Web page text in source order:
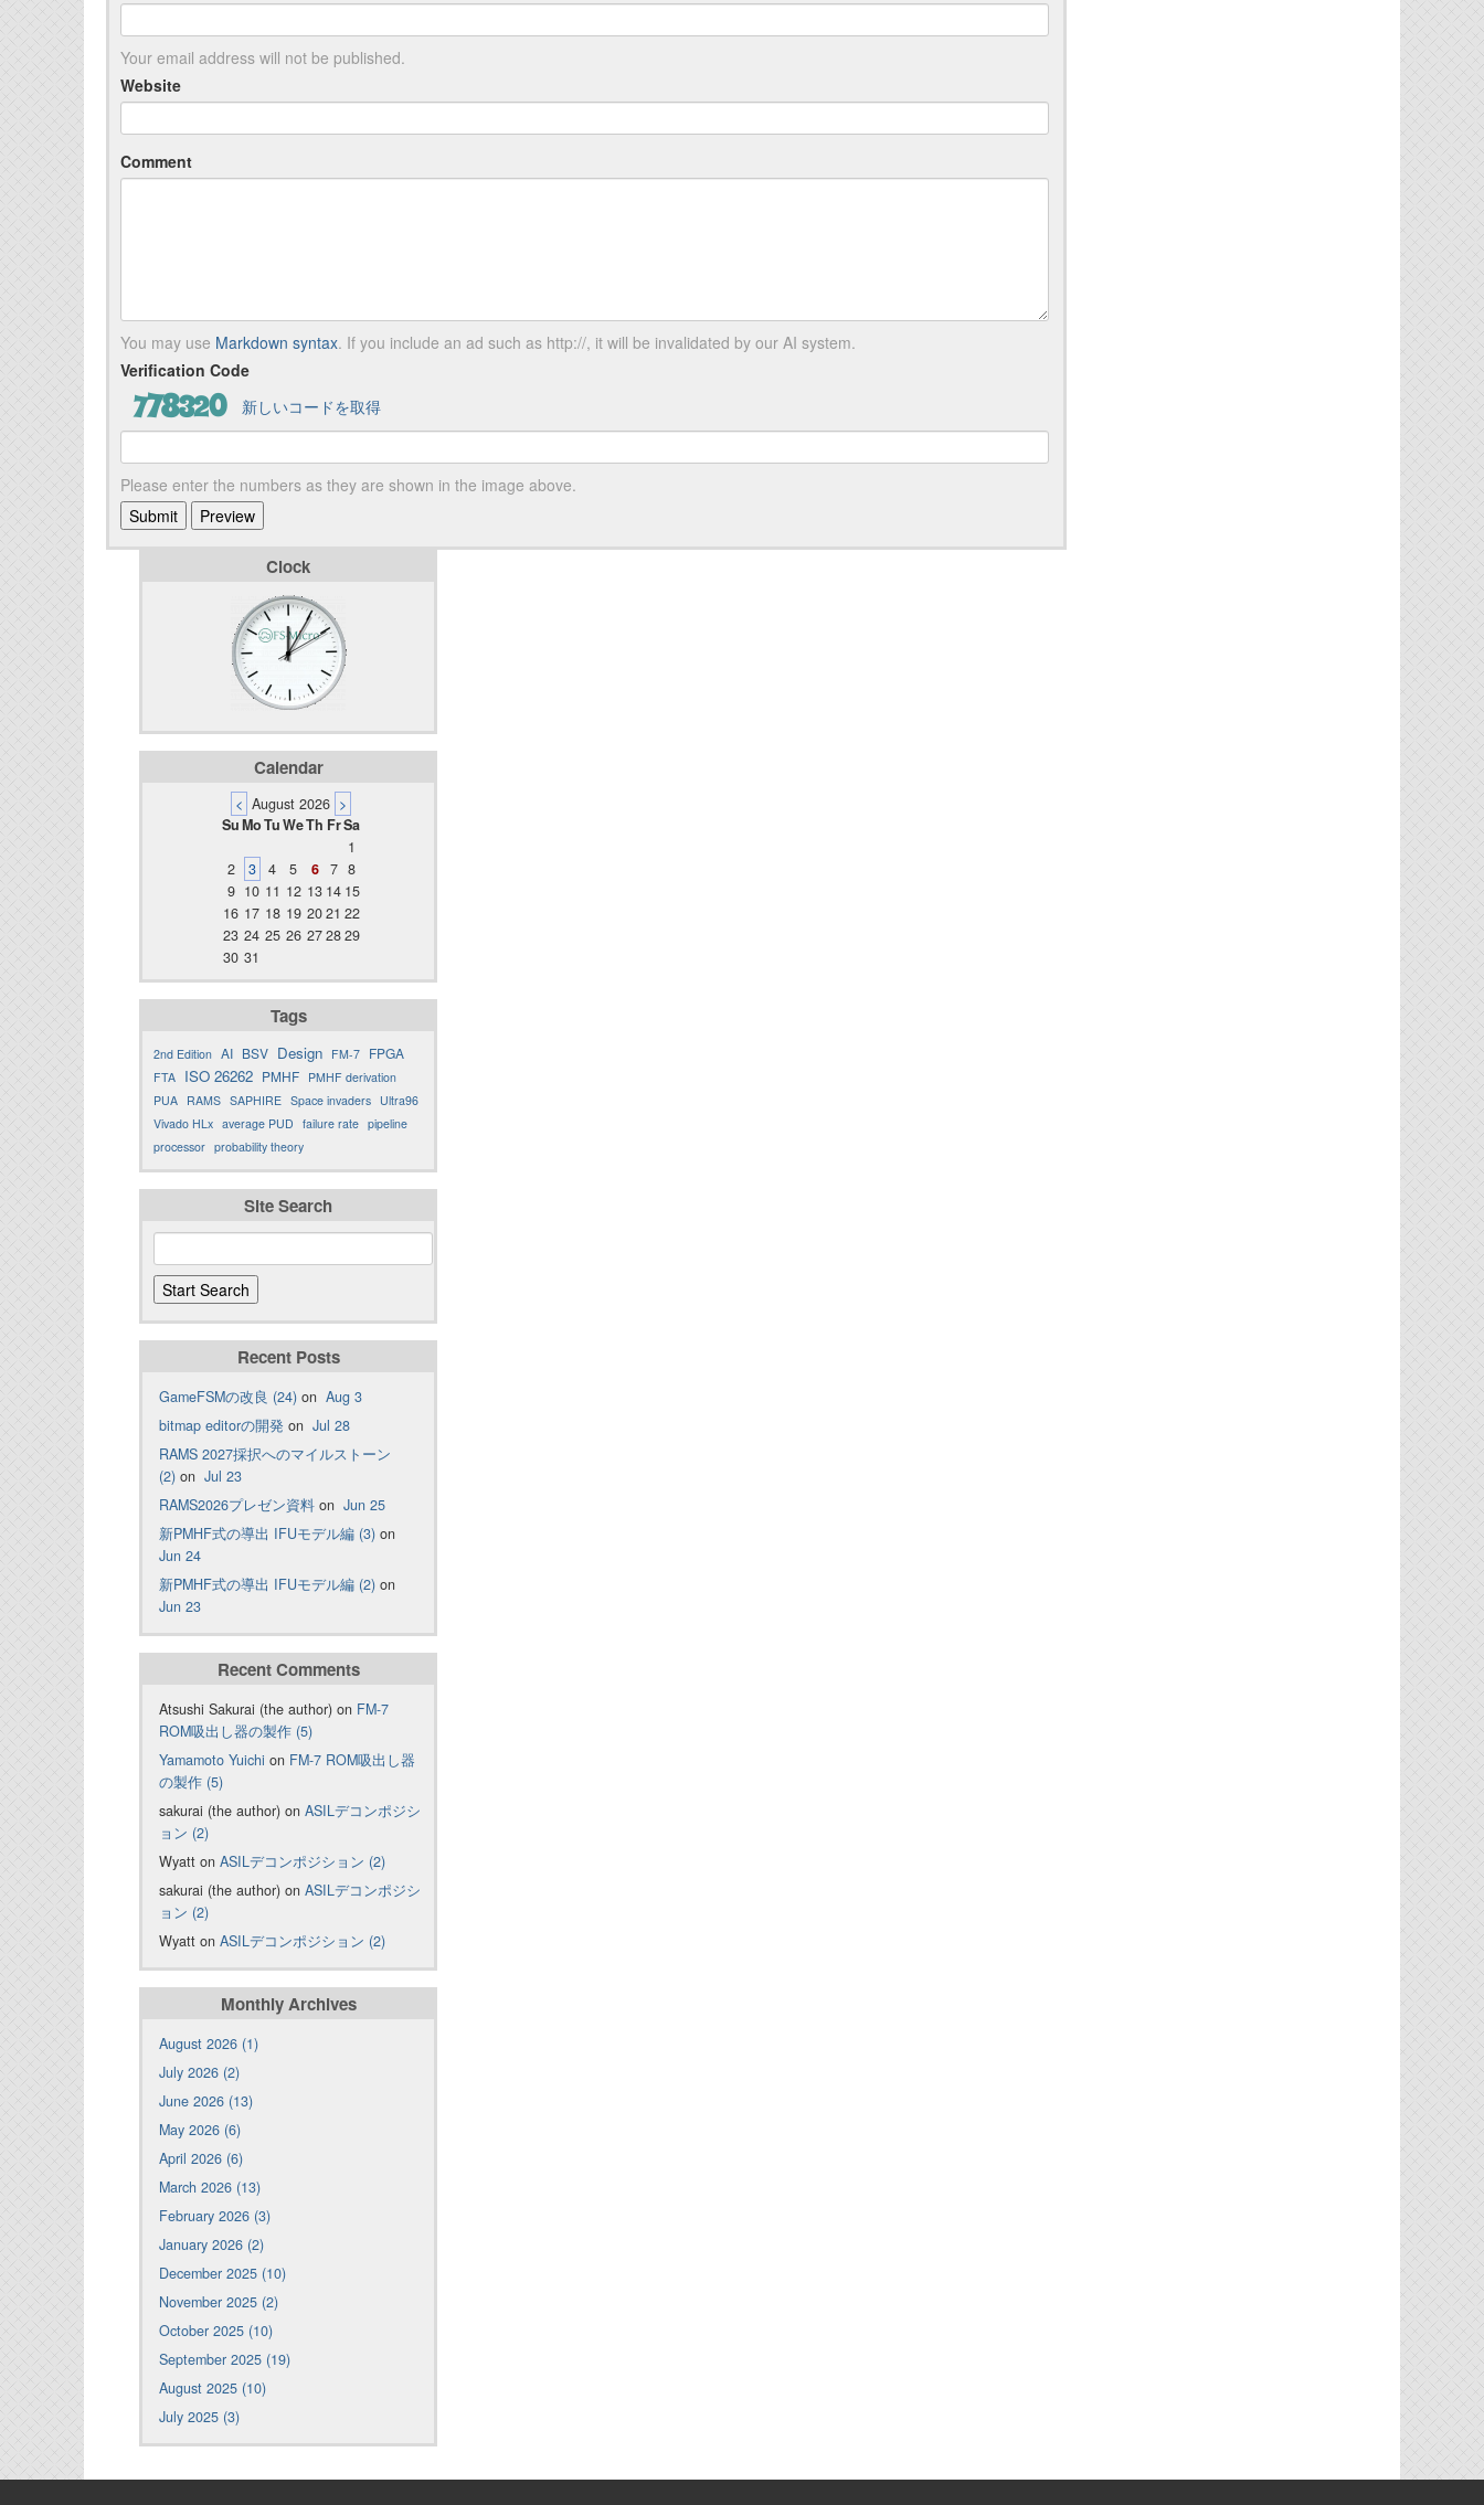
Your email address will not be published.
Website
Comment
You may use Markdown syntax. If you include an ad such as http://, it will be invalidated by our AI system.
Verification Code
新しいコードを取得
Please enter the numbers as they are shown in the image above.
Clock
Calendar
< August 2026 >
SuMoTuWeTh FrSa
1
2
3 4 5 6 7 8
9 10 11 12 13 14 15
16 17 18 19 2021 22
23 24 25 26 272829
30 31
Tags
2nd Edition AI BSV Design FM-7 FPGA
FTA ISO 26262 PMHF PMHF derivation
PUA RAMS SAPHIRE Space invaders Ultra96
Vivado HLx average PUD failure rate pipeline
processor probability theory
Site Search
Recent Posts
GameFSMの改良 (24) on Aug 3
bitmap editorの開発 on Jul 28
RAMS 2027採択へのマイルストーン
(2) on Jul 23
RAMS2026プレゼン資料 on Jun 25
新PMHF式の導出 IFUモデル編 (3) on
Jun 24
新PMHF式の導出 IFUモデル編 (2) on
Jun 23
Recent Comments
Atsushi Sakurai (the author) on FM-7
ROM吸出し器の製作 (5)
Yamamoto Yuichi on FM-7 ROM吸出し器
の製作 (5)
sakurai (the author) on ASILデコンポジシ
ョン (2)
Wyatt on ASILデコンポジション (2)
sakurai (the author) on ASILデコンポジシ
ョン (2)
Wyatt on ASILデコンポジション (2)
Monthly Archives
August 2026 (1)
July 2026 (2)
June 2026 (13)
May 2026 (6)
April 2026 (6)
March 2026 (13)
February 2026 (3)
January 2026 (2)
December 2025 (10)
November 2025 (2)
October 2025 (10)
September 2025 (19)
August 2025 (10)
July 2025 (3)